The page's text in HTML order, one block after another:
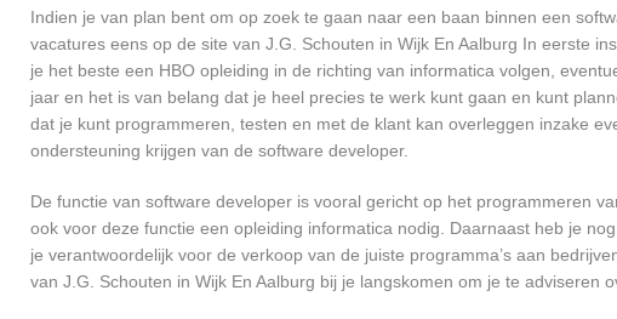
Indien je van plan bent om op zoek te gaan naar een baan binnen een
vacatures eens op de site van J.G. Schouten in Wijk En Aalburg In eerste
je het beste een HBO opleiding in de richting van informatica volgen,
jaar en het is van belang dat je heel precies te werk kunt gaan en kunt
dat je kunt programmeren, testen en met de klant kan overleggen inzake
ondersteuning krijgen van de software developer.
De functie van software developer is vooral gericht op het programmeren
ook voor deze functie een opleiding informatica nodig. Daarnaast heb je
je verantwoordelijk voor de verkoop van de juiste programma’s aan
van J.G. Schouten in Wijk En Aalburg bij je langskomen om je te